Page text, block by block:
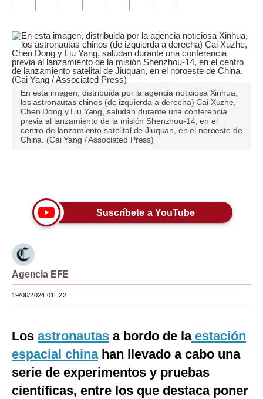
Opinión
Editorial
Pregunta de hoy
Blogs
Tendencias
Moda
Mundo
EEUU
España
Internacional
En esta imagen, distribuida por la agencia noticiosa Xinhua,
los astronautas chinos (de izquierda a derecha) Cai Xuzhe,
Chen Dong y Liu Yang, saludan durante una conferencia
previa al lanzamiento de la misión Shenzhou-14, en el
centro de lanzamiento satelital de Jiuquan, en el noroeste de
China. (Cai Yang / Associated Press)
Suscríbete a YouTube
Agencia EFE
19/06/2024 01H22
Los astronautas a bordo de laestación
espacial chinahan llevado a cabo una
serie de experimentos y pruebas
científicas, entre los que destaca poner